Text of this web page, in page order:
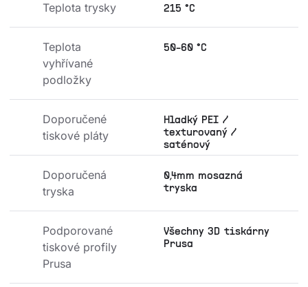
Teplota trysky 215 °C
Teplota
vyhřívané
podložky
50-60 °C
Doporučené
tiskové pláty
Hladký PEI /
texturovaný /
saténový
Doporučená
tryska
0,4mm mosazná
tryska
Podporované
tiskové profily
Prusa
Všechny 3D tiskárny
Prusa